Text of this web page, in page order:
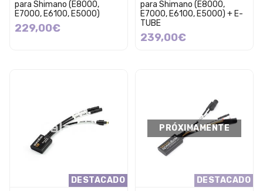
para Shimano (E8000,
E7000, E6100, E5000)
229,00€
para Shimano (E8000,
E7000, E6100, E5000) + E-
TUBE
239,00€
DESTACADO
DESTACADO
PRÓXIMAMENTE